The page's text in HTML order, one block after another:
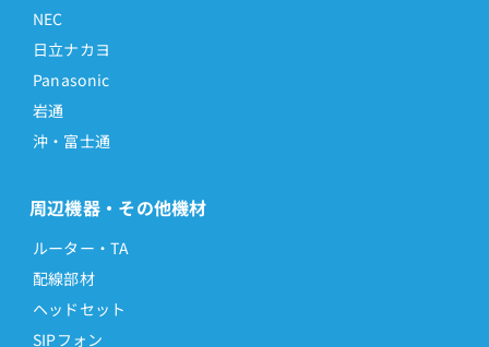
NEC
日立ナカヨ
Panasonic
岩通
沖・富士通
周辺機器・その他機材
ルーター・TA
配線部材
ヘッドセット
SIPフォン